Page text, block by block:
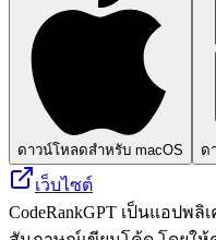
ดาวน์โหลดสำหรับ macOS ด
เว็บไซต์
CodeRankGPT เป็นแอปพ